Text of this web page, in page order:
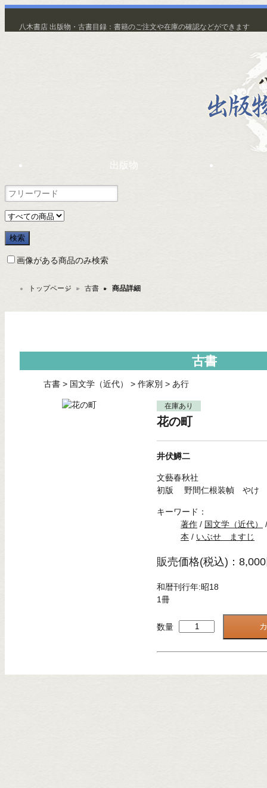
八木書店 出版物・古書目録：書籍のご注文や在庫の確認などができます
出版物
画像がある商品のみ検索
トップページ ＞ 古書 ＞ 商品詳細
古書
古書 > 国文学（近代） > 作家別 > あ行
在庫あり
花の町
井伏鱒二
文藝春秋社
初版 野間仁根装幀 やけ
キーワード：
著作 / 国文学（近代）
本 / いぶせ ますじ
販売価格(税込)：
和暦刊行年:昭18
1冊
数量